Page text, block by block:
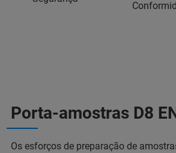
Porta-amostras D8
Os esforços de preparação de